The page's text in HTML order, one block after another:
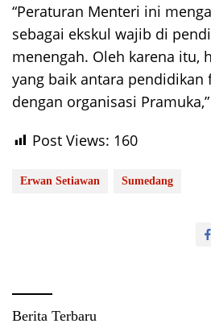
“Peraturan Menteri ini
sebagai ekskul wajib di
menengah. Oleh karena itu,
yang baik antara pendidikan
dengan organisasi
Post Views: 160
Erwan Setiawan Sumedang
Berita Terbaru